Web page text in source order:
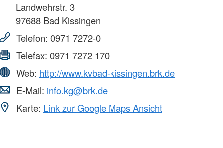
Landwehrstr. 3
97688 Bad Kissingen
Telefon: 0971 7272-0
Telefax: 0971 7272 170
Web: http://www.kvbad-kissingen.brk.de
E-Mail: info.kg@brk.de
Karte: Link zur Google Maps Ansicht